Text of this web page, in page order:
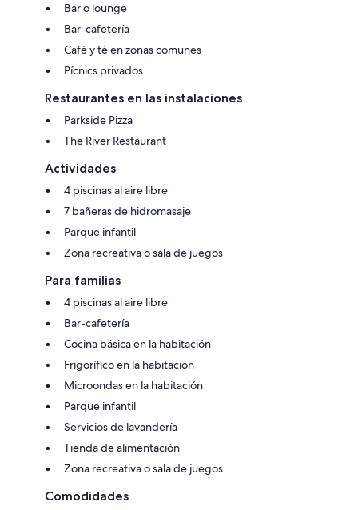
Bar o lounge
Bar-cafetería
Café y té en zonas comunes
Pícnics privados
Restaurantes en las instalaciones
Parkside Pizza
The River Restaurant
Actividades
4 piscinas al aire libre
7 bañeras de hidromasaje
Parque infantil
Zona recreativa o sala de juegos
Para familias
4 piscinas al aire libre
Bar-cafetería
Cocina básica en la habitación
Frigorífico en la habitación
Microondas en la habitación
Parque infantil
Servicios de lavandería
Tienda de alimentación
Zona recreativa o sala de juegos
Comodidades